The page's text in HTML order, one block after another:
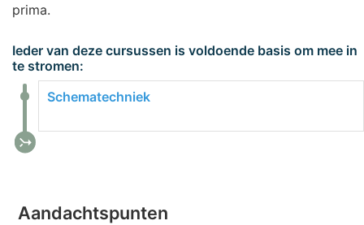
prima.
Ieder van deze cursussen is voldoende basis om mee in
te stromen:
Schematechniek
call_merge
Aandachtspunten